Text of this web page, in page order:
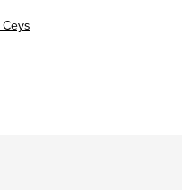
Ceys